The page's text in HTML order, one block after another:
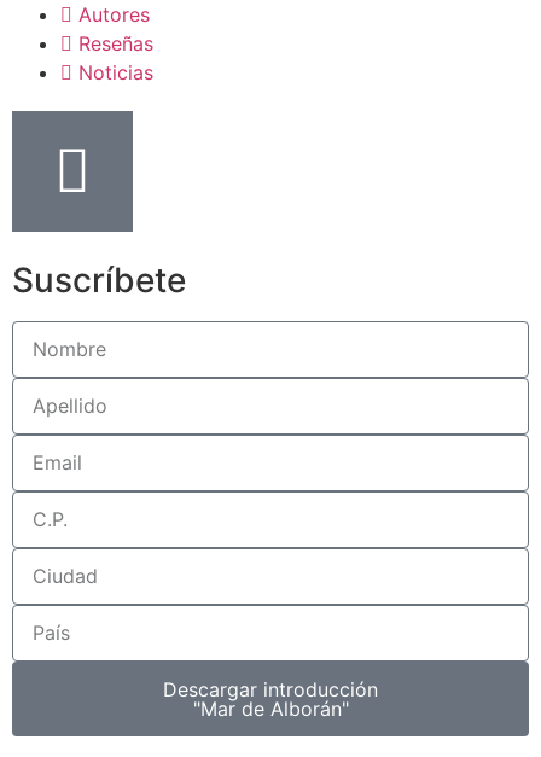
Autores
Reseñas
Noticias
Suscríbete
Descargar introducción
"Mar de Alborán"